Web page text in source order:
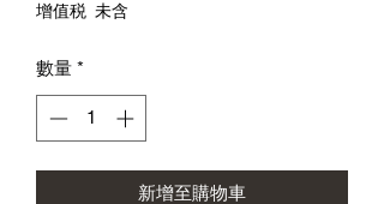
增值税 未含
數量 *
新增至購物車